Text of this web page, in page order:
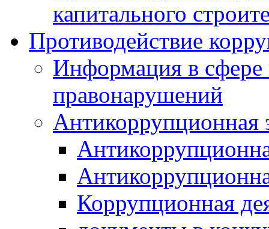
капитального
Противодействие
Информация в сфере
правонарушений
Антикоррупционная
Коррупционная